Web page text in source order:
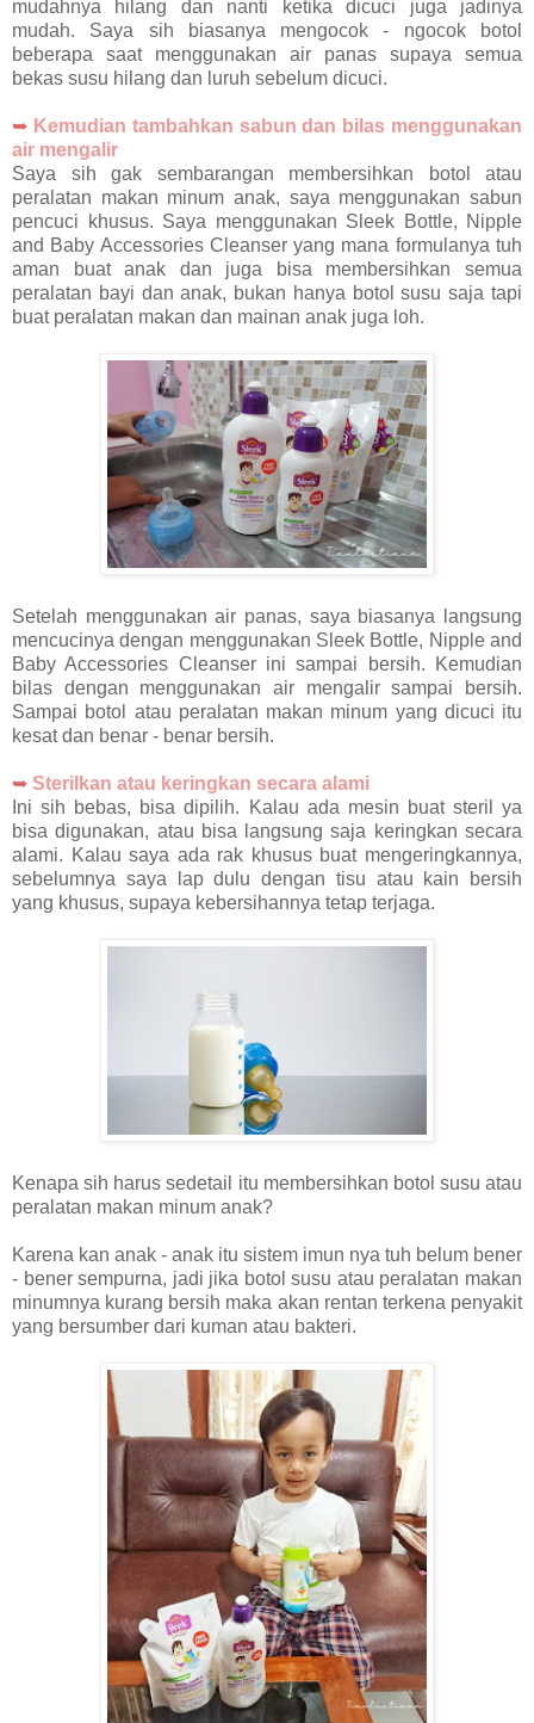
mudahnya hilang dan nanti ketika dicuci juga jadinya
mudah. Saya sih biasanya mengocok - ngocok botol
beberapa saat menggunakan air panas supaya semua
bekas susu hilang dan luruh sebelum dicuci.
➥ Kemudian tambahkan sabun dan bilas menggunakan
air mengalir
Saya sih gak sembarangan membersihkan botol atau
peralatan makan minum anak, saya menggunakan sabun
pencuci khusus. Saya menggunakan Sleek Bottle, Nipple
and Baby Accessories Cleanser yang mana formulanya tuh
aman buat anak dan juga bisa membersihkan semua
peralatan bayi dan anak, bukan hanya botol susu saja tapi
buat peralatan makan dan mainan anak juga loh.
Setelah menggunakan air panas, saya biasanya langsung
mencucinya dengan menggunakan Sleek Bottle, Nipple and
Baby Accessories Cleanser ini sampai bersih. Kemudian
bilas dengan menggunakan air mengalir sampai bersih.
Sampai botol atau peralatan makan minum yang dicuci itu
kesat dan benar - benar bersih.
➥ Sterilkan atau keringkan secara alami
Ini sih bebas, bisa dipilih. Kalau ada mesin buat steril ya
bisa digunakan, atau bisa langsung saja keringkan secara
alami. Kalau saya ada rak khusus buat mengeringkannya,
sebelumnya saya lap dulu dengan tisu atau kain bersih
yang khusus, supaya kebersihannya tetap terjaga.
Kenapa sih harus sedetail itu membersihkan botol susu atau
peralatan makan minum anak?
Karena kan anak - anak itu sistem imun nya tuh belum bener
- bener sempurna, jadi jika botol susu atau peralatan makan
minumnya kurang bersih maka akan rentan terkena penyakit
yang bersumber dari kuman atau bakteri.